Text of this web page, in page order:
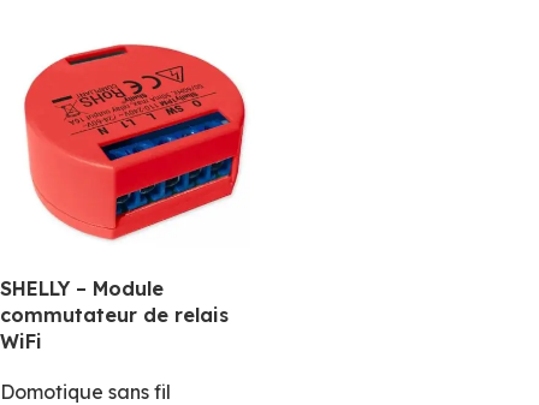
SHELLY – Module
commutateur de relais
WiFi
Domotique sans fil